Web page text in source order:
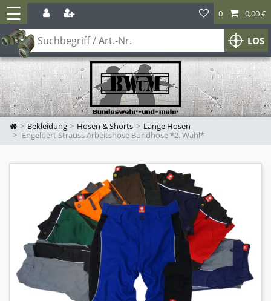
☰
LOS
0 0,00 €
Bekleidung Hosen & Shorts
Lange Hosen
Engelbert Strauss Arbeitshose Bundhose *2. Wahl*